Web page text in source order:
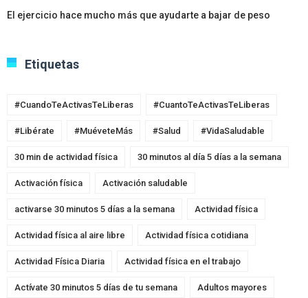
El ejercicio hace mucho más que ayudarte a bajar de peso
Etiquetas
#CuandoTeActivasTeLiberas #CuantoTeActivasTeLiberas
#Libérate #MuéveteMás #Salud #VidaSaludable
30 min de actividad física 30 minutos al día 5 días a la semana
Activación física Activación saludable
activarse 30 minutos 5 días a la semana Actividad física
Actividad física al aire libre Actividad física cotidiana
Actividad Física Diaria Actividad física en el trabajo
Actívate 30 minutos 5 días de tu semana Adultos mayores